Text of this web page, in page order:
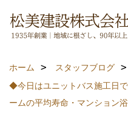
ホーム
スタッフブログ
◆今日はユニットバス施工日
ームの平均寿命・マンション